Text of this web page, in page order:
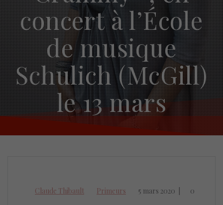
concert à l’École
de musique
Schulich (McGill)
le 13 mars
Claude Thibault Primeurs 5 mars 2020 0